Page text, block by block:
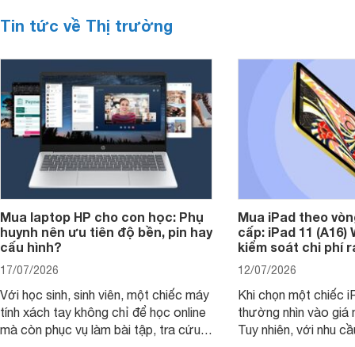
Tin tức về Thị trường
Mua laptop HP cho con học: Phụ
huynh nên ưu tiên độ bền, pin hay
cấu hình?
17/07/2026
Với học sinh, sinh viên, một chiếc máy
tính xách tay không chỉ để học online
mà còn phục vụ làm bài tập, tra cứu,
Mua iPad theo
cấp: iPad 11 (A16)
kiểm soát chi phí
12/07/2026
Khi chọn một chiếc
thường nhìn vào
Tuy nhiên, với nhu